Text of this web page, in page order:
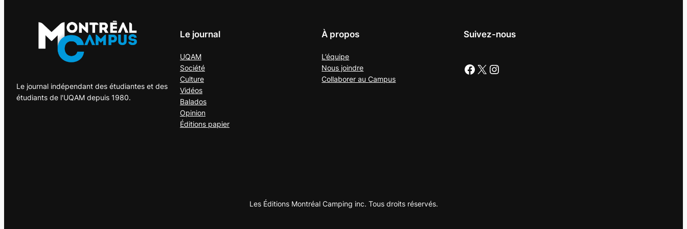
Le journal indépendant des étudiantes et des
étudiants de l'UQAM depuis 1980.
Le journal
UQAM
Société
Culture
Vidéos
Balados
Opinion
Éditions papier
À propos
L’équipe
Nous joindre
Collaborer auCampus
Suivez-nous
Facebook X Instagram
Les Éditions Montréal Camping inc. Tous droits réservés.